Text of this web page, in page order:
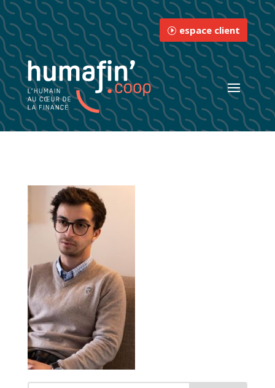
espace client